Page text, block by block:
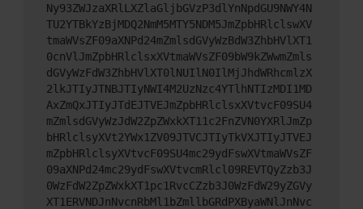
Ny93ZWJzaXRlLXZlaGljbGVzP3dlYnNpdGU9NWY4N
TU2YTBkYzBjMDQ2NmM5MTY5NDM5JmZpbHRlclswXV
tmaWVsZF09aXNPd24mZmlsdGVyWzBdW3ZhbHVlXT1
0cnVlJmZpbHRlclsxXVtmaWVsZF09bW9kZWwmZmls
dGVyWzFdW3ZhbHVlXT0lNUIlN0IlMjJhdWRhcmlzX
2lkJTIyJTNBJTIyNWI4M2UzNzc4YTlhNTIzMDI1MD
AxZmQxJTIyJTdEJTVEJmZpbHRlclsxXVtvcF09SU4
mZmlsdGVyWzJdW2ZpZWxkXT11c2FnZVN0YXRlJmZp
bHRlclsyXVt2YWx1ZV09JTVCJTIyTkVXJTIyJTVEJ
mZpbHRlclsyXVtvcF09SU4mc29ydFswXVtmaWVsZF
09aXNPd24mc29ydFswXVtvcmRlcl09REVTQyZzb3J
0WzFdW2ZpZWxkXT1pc1RvcCZzb3J0WzFdW29yZGVy
XT1ERVNDJnNvcnRbMl1bZmllbGRdPXByaWNlJnNvc